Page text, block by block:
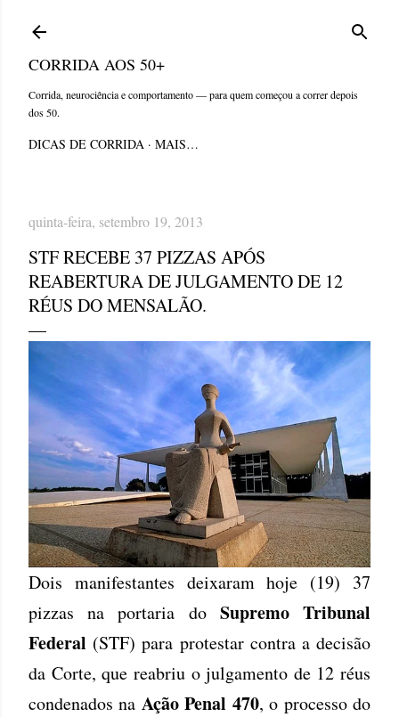
CORRIDA AOS 50+
Corrida, neurociência e comportamento — para quem começou a correr depois
dos 50.
DICAS DE CORRIDA MAIS…
quinta-feira, setembro 19, 2013
STF RECEBE 37 PIZZAS APÓS
REABERTURA DE JULGAMENTO DE 12
RÉUS DO MENSALÃO.
Dois manifestantes deixaram hoje (19) 37
pizzas na portaria do Supremo Tribunal
Federal (STF) para protestar contra a decisão
da Corte, que reabriu o julgamento de 12 réus
condenados na Ação Penal 470, o processo do